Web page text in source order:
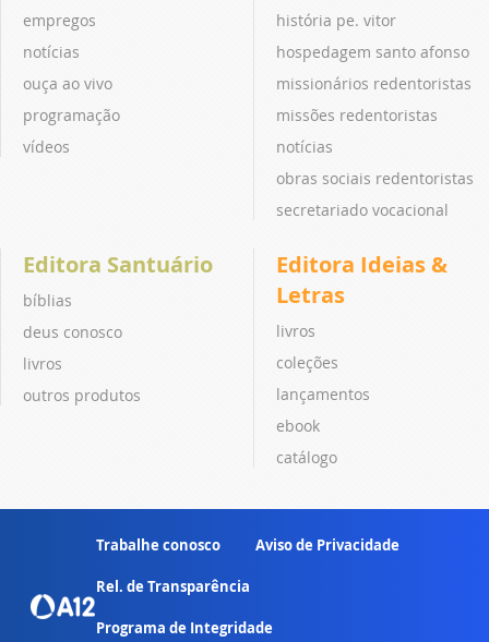
empregos
notícias
ouça ao vivo
programação
vídeos
história pe. vitor
hospedagem santo afonso
missionários redentoristas
missões redentoristas
notícias
obras sociais redentoristas
secretariado vocacional
Editora Santuário
bíblias
deus conosco
livros
outros produtos
Editora Ideias &
Letras
livros
coleções
lançamentos
ebook
catálogo
Trabalhe conosco Aviso de Privacidade
Rel. de Transparência
Programa de Integridade